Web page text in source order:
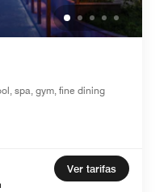
spa, gym, fine dining
Ver tarifas